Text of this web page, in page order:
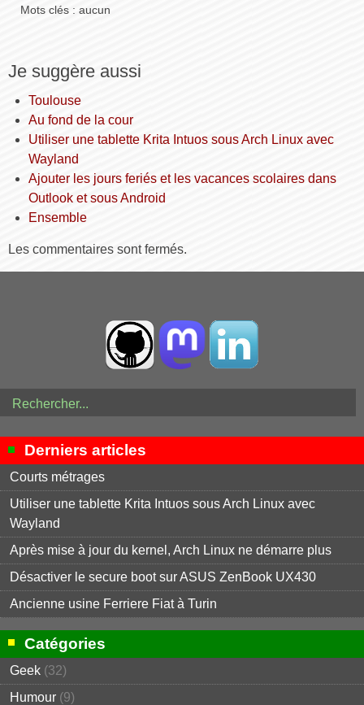
Mots clés : aucun
Je suggère aussi
Toulouse
Au fond de la cour
Utiliser une tablette Krita Intuos sous Arch Linux avec
Wayland
Ajouter les jours feriés et les vacances scolaires dans
Outlook et sous Android
Ensemble
Les commentaires sont fermés.
Derniers articles
Courts métrages
Utiliser une tablette Krita Intuos sous Arch Linux avec
Wayland
Après mise à jour du kernel, Arch Linux ne démarre plus
Désactiver le secure boot sur ASUS ZenBook UX430
Ancienne usine Ferriere Fiat à Turin
Catégories
Geek (32)
Humour (9)